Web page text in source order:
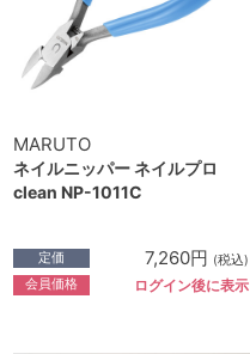
MARUTO
ネイルニッパー ネイルプロ
clean NP-1011C
定価 7,260円 (税込)
会員価格 ログイン後に表示